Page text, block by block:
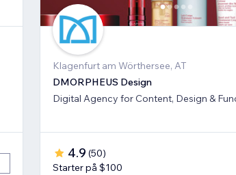
Klagenfurt am Wörthersee, AT
DMORPHEUS Design
Digital Agency for Content, Design &
4.9 (50)
Starter på $100